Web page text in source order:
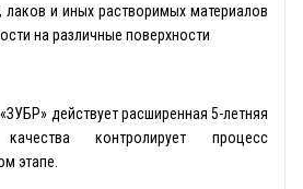
лаков и иных растворимых материалов
на различные поверхности
действует расширенная 5-летняя
контролирует процесс
этапе.